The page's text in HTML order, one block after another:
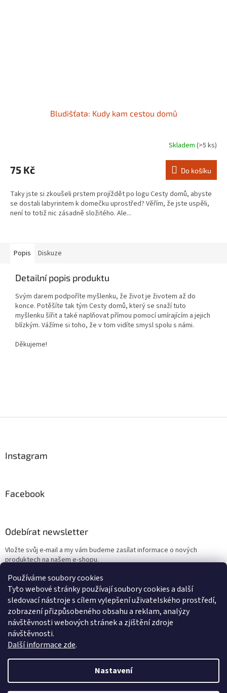
Používáme soubory cookies
Tyto webové stránky používají soubory cookies a další
sledovací nástroje s cílem vylepšení uživatelského prostředí,
zobrazení přizpůsobeného obsahu a reklam, analýzy
návštěvnosti webových stránek a zjištění zdroje
návštěvnosti.
Další informace zde.
Nastavení
Bludišťata: Kudy kam cestou domů
Skladem (>5 ks)
75 Kč Do košíku
Taky jste si zkoušeli prstem projíždět po logu Cesty domů, abyste
se dostali labyrintem k domečku uprostřed? Věřím, že jste uspěli,
není to totiž nic zásadně složitého. Ale...
Popis Diskuze
Detailní popis produktu
Svým darem podpoříte myšlenku, že život je životem až do
konce. Potěšíte tak tým Cesty domů, který se snaží tuto
myšlenku šířit a také naplňovat přímou pomocí umírajícím a jejich
blízkým. Vážíme si toho, že v tom vidíte smysl spolu s námi.
Děkujeme!
Instagram
Facebook
Odebírat newsletter
Vložte svůj e-mail a my vám budeme zasílat informace o nových
produktech na našem e-shopu.
E-mail
Vložením e-mailu souhlasíte spodmínkami ochrany osobních údajů
PŘIHLÁSIT SE
Vytvořil Shoptet